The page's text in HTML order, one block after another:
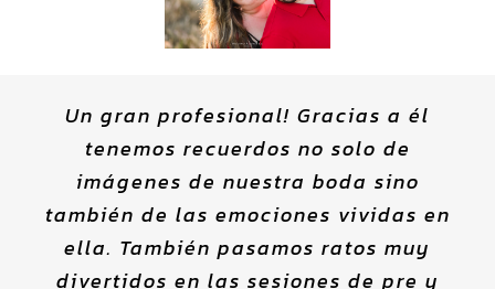
Un gran profesional! Gracias a él
tenemos recuerdos no solo de
imágenes de nuestra boda sino
también de las emociones vividas en
ella. También pasamos ratos muy
divertidos en las sesiones de pre y